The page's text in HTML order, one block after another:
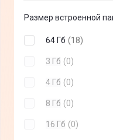
Размер встроенной
64 Гб (18)
3 Гб (0)
4 Гб (0)
8 Гб (0)
16 Гб (0)